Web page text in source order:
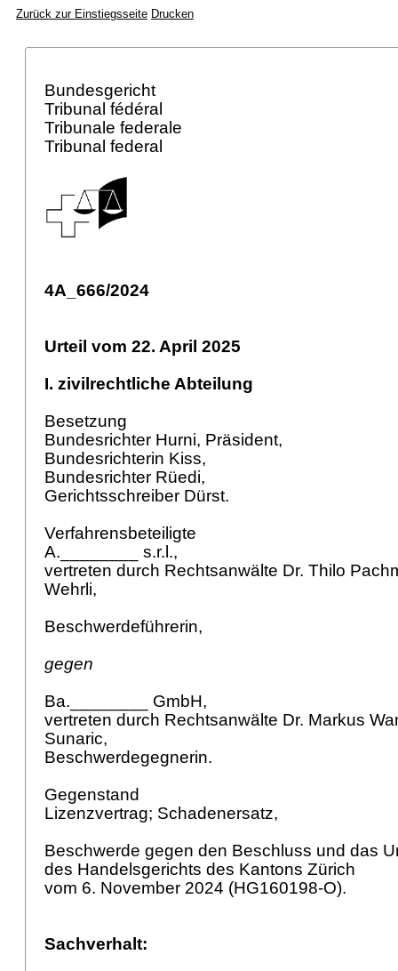
Zurück zur Einstiegsseite Drucken
Bundesgericht
Tribunal fédéral
Tribunale federale
Tribunal federal
4A_666/2024
Urteil vom 22. April 2025
I. zivilrechtliche Abteilung
Besetzung
Bundesrichter Hurni, Präsident,
Bundesrichterin Kiss,
Bundesrichter Rüedi,
Gerichtsschreiber Dürst.
Verfahrensbeteiligte
A.________ s.r.l.,
vertreten durch Rechtsanwälte Dr. Thilo
Wehrli,
Beschwerdeführerin,
gegen
Ba.________ GmbH,
vertreten durch Rechtsanwälte Dr. Markus
Sunaric,
Beschwerdegegnerin.
Gegenstand
Lizenzvertrag; Schadenersatz,
Beschwerde gegen den Beschluss und das
des Handelsgerichts des Kantons Zürich
vom 6. November 2024 (HG160198-O).
Sachverhalt: